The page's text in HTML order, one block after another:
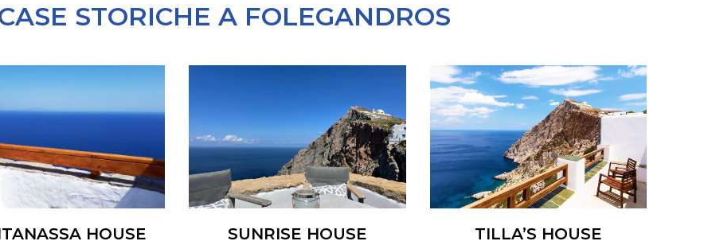
STORICHE A FOLEGANDROS
HOUSE SUNRISE HOUSE TILLA’S HOUSE